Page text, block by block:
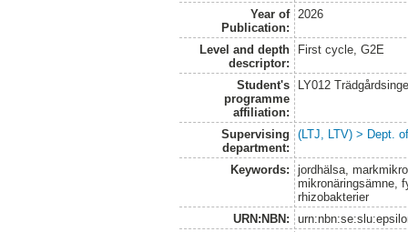
Year of
Publication:
2026
Level and depth
descriptor:
First cycle, G2E
Student's
programme
affiliation:
LY012
Supervising
department:
(LTJ, LTV) > Dept.
Keywords:
jordhälsa,
mikronäringsämne,
rhizobakterier
URN:NBN: